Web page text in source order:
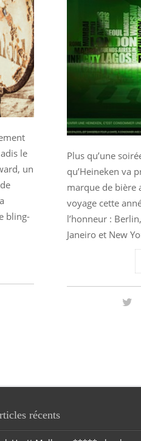
le
un
bling-
Plus qu’une
qu’Heineken va
marque de bière
voyage cette
l’honneur :
Janeiro et New
récents